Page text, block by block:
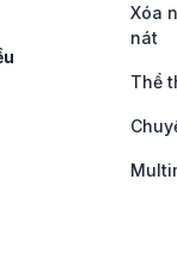
Xóa
nát
Thể